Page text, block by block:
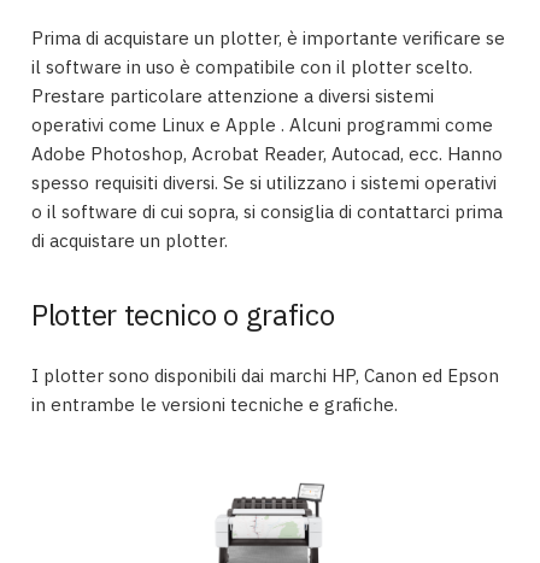
Prima di acquistare un plotter, è importante verificare se
il software in uso è compatibile con il plotter scelto.
Prestare particolare attenzione a diversi sistemi
operativi come Linux e Apple . Alcuni programmi come
Adobe Photoshop, Acrobat Reader, Autocad, ecc. Hanno
spesso requisiti diversi. Se si utilizzano i sistemi operativi
o il software di cui sopra, si consiglia di contattarci prima
di acquistare un plotter.
Plotter tecnico o grafico
I plotter sono disponibili dai marchi HP, Canon ed Epson
in entrambe le versioni tecniche e grafiche.